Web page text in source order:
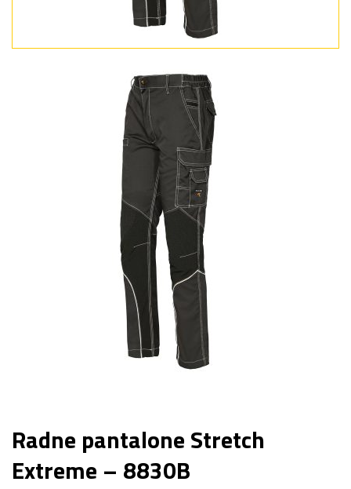
Radne pantalone Stretch
Extreme – 8830B